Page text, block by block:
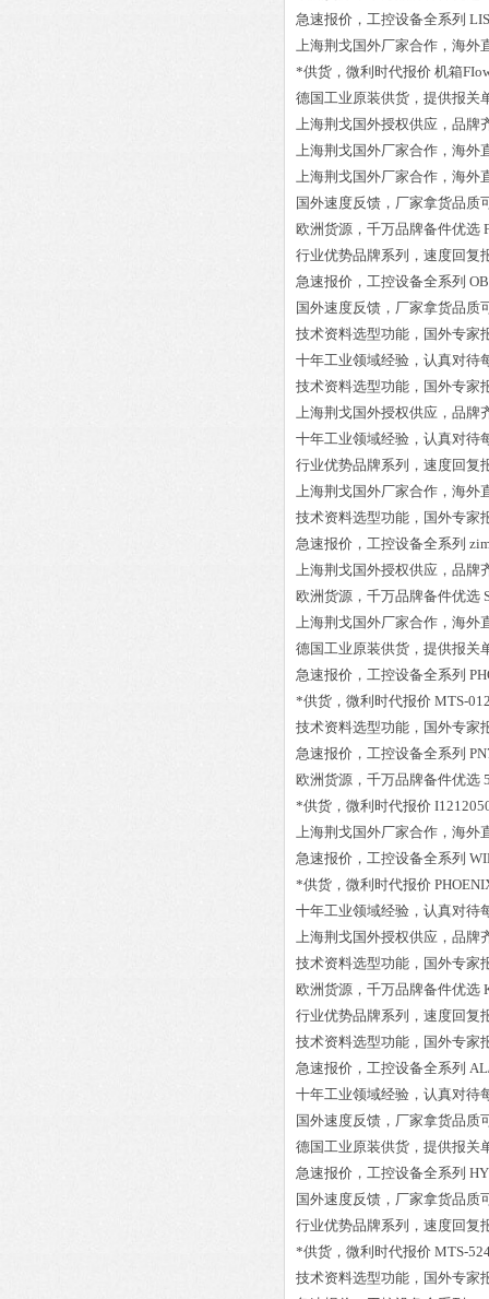
急速报价，工控设备全系列
上海荆戈国外厂家合作，海外
*供货，微利时代报价 机箱
德国工业原装供货，提供报关
上海荆戈国外授权供应，品牌
上海荆戈国外厂家合作，海外
上海荆戈国外厂家合作，海外
国外速度反馈，厂家拿货品质
欧洲货源，千万品牌备件优选
行业优势品牌系列，速度回复
急速报价，工控设备全系列
国外速度反馈，厂家拿货品质
技术资料选型功能，国外专家
十年工业领域经验，认真对待
技术资料选型功能，国外专家
上海荆戈国外授权供应，品牌
十年工业领域经验，认真对待
行业优势品牌系列，速度回复
上海荆戈国外厂家合作，海外
技术资料选型功能，国外专家
急速报价，工控设备全系列
上海荆戈国外授权供应，品牌
欧洲货源，千万品牌备件优选
上海荆戈国外厂家合作，海外
德国工业原装供货，提供报关
急速报价，工控设备全系列
*供货，微利时代报价 MTS-
技术资料选型功能，国外专家
急速报价，工控设备全系列
欧洲货源，千万品牌备件优选
*供货，微利时代报价
上海荆戈国外厂家合作，海外
急速报价，工控设备全系列
*供货，微利时代报价
十年工业领域经验，认真对待
上海荆戈国外授权供应，品牌
技术资料选型功能，国外专家
欧洲货源，千万品牌备件优选
行业优势品牌系列，速度回复
技术资料选型功能，国外专家
急速报价，工控设备全系列
十年工业领域经验，认真对待
国外速度反馈，厂家拿货品质
德国工业原装供货，提供报关
急速报价，工控设备全系列
国外速度反馈，厂家拿货品质
行业优势品牌系列，速度回复
*供货，微利时代报价 MTS-
技术资料选型功能，国外专家